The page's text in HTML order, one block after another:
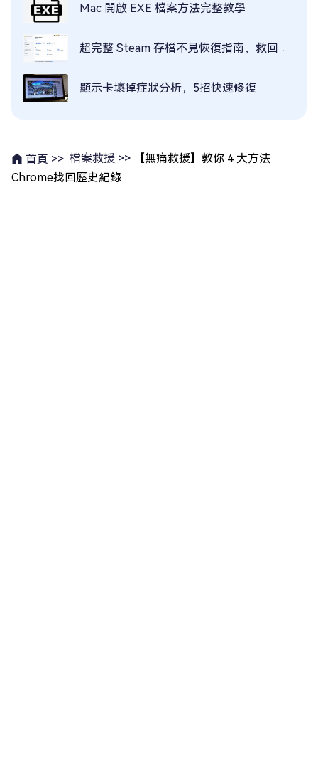
Mac 開啟 EXE 檔案方法完整教學
超完整 Steam 存檔不見恢復指南，救回你的遊戲人生！
顯示卡壞掉症狀分析，5招快速修復
首頁 >> 檔案救援 >>
【無痛救援】教你 4 大方法
Chrome找回歷史紀錄